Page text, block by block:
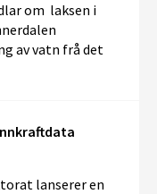
om laksen i
av vatn frå det
lanserer en